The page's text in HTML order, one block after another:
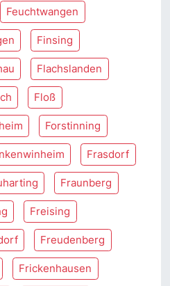
Feuchtwangen
Finsing
Flachslanden
Floß
Forstinning
Frasdorf
Fraunberg
Freising
Freudenberg
Frickenhausen